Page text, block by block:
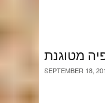
מטוגנת
SEPTEMBER 18,